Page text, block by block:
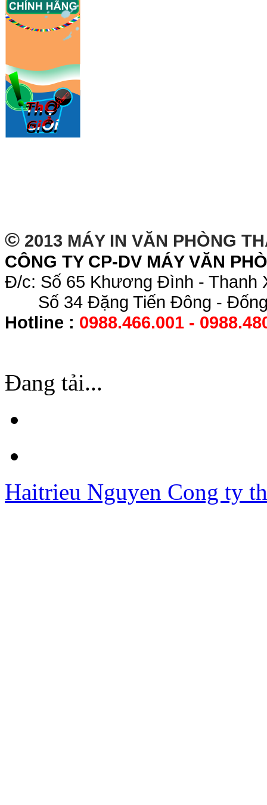
© 2013 MÁY IN VĂN PHÒNG
CÔNG TY CP-DV MÁY VĂN
Đ/c: Số 65 Khương Đình - Thanh
Số 34 Đặng Tiến Đông -
Hotline : 0988.466.001 -
Đang tải...
Haitrieu Nguyen Cong ty